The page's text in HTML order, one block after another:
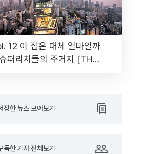
12 이 집은 대체 얼마일까
퍼리치들의 주거지 [THE
장한 뉴스 모아보기
독한 기자 전체보기